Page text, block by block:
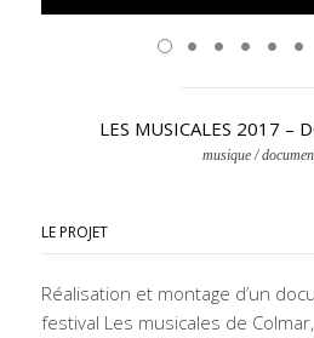
LES MUSICALES 2017 –
musique /
LE PROJET
Réalisation et montage d’un
festival Les musicales de